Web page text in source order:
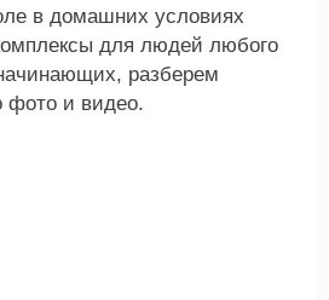
в домашних условиях
для людей любого
разберем
фото и видео.